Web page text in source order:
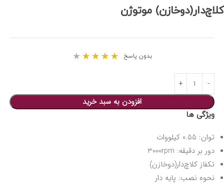
کلاچ‌دار(دوخازن) موتوژن
بدون پاسخ ★
★
★
★
★
افزودن به سبد خرید
ویژگی ها
توان: 0.55 کیلووات
دور بر دقیقه: 3000rpm
تکفاز کلاچ‌دار(دوخازن)
نحوه نصب: پایه دار